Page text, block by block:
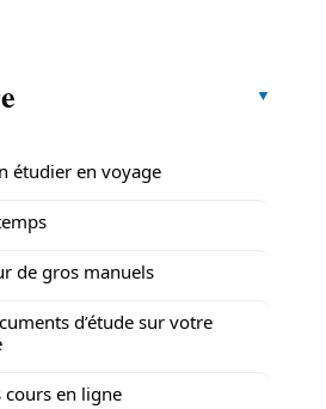
étudier en voyage
de gros manuels
d’étude sur votre
cours en ligne